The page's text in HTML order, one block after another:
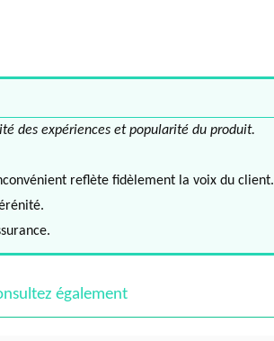
des expériences et popularité du produit.
reflète fidèlement la voix du client.
également